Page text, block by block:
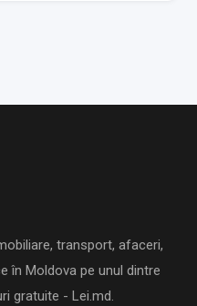
transport, afaceri,
în Moldova pe unul dintre
gratuite - Lei.md.